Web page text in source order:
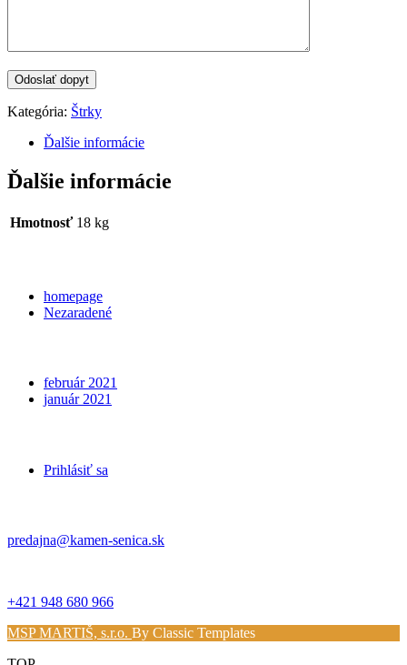
Kategória: Štrky
Ďalšie informácie
Ďalšie informácie
Hmotnosť 18 kg
homepage
Nezaradené
február 2021
január 2021
Prihlásiť sa
predajna@kamen-senica.sk
+421 948 680 966
MSP MARTIŠ, s.r.o. By Classic Templates